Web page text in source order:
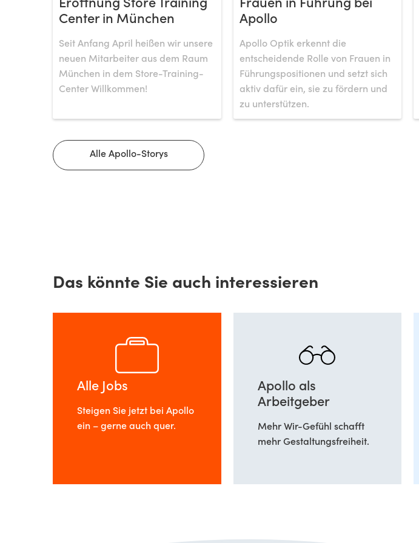
Eröffnung Store Training
Center in München
Seit Anfang April heißen wir unsere
neuen Mitarbeiter aus dem Raum
München in dem Store-Training-
Center Willkommen!
Frauen in Führung bei
Apollo
Apollo Optik erkennt die
entscheidende Rolle von Frauen in
Führungspositionen und setzt sich
aktiv dafür ein, sie zu fördern und
zu unterstützen.
Alle Apollo-Storys
Das könnte Sie auch interessieren
Alle Jobs
Steigen Sie jetzt bei Apollo
ein – gerne auch quer.
Apollo als
Arbeitgeber
Mehr Wir-Gefühl schafft
mehr Gestaltungsfreiheit.